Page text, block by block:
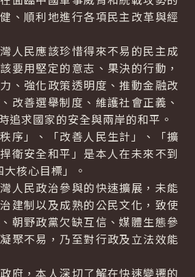
、順利地進行各項民主改革與經
人民應該珍惜得來不易的民主成
要用堅定的意志、果決的行動，
、強化政策透明度、推動金融改
改善選舉制度、維護社會正義、
追求國家的安全與兩岸的和平。
序」、「改善人民生計」、「擴
衛安全和平」是本人在未來不到
核心目標」。
人民政治參與的快速擴展，未能
建制以及成熟的公民文化，致使
朝野政黨欠缺互信、媒體生態參
聚不易，乃至對行政及立法效能
府，本人深切了解在快速變遷的